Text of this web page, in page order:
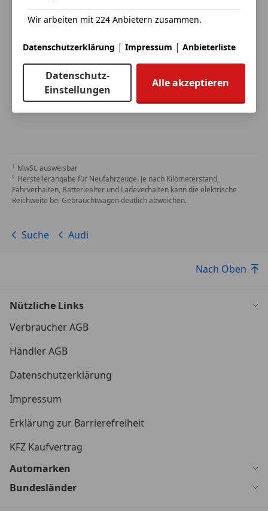
MwSt. ausweisbar
Herstellerangabe für Neufahrzeuge. Je nach Kilometerstand,
Fahrverhalten, Batteriealter und Ladeverhalten kann die elektrische
Reichweite bei Gebrauchtwagen deutlich abweichen.
Suche Audi
Nach Oben
Nützliche Links
Verbraucher AGB
Händler AGB
Datenschutzerklärung
Impressum
Erklärung zur Barrierefreiheit
KFZ Kaufvertrag
Automarken
Bundesländer
Wir arbeiten mit 224 Anbietern zusammen.
Datenschutzerklärung | Impressum | Anbieterliste
Datenschutz-
Einstellungen
Alle akzeptieren